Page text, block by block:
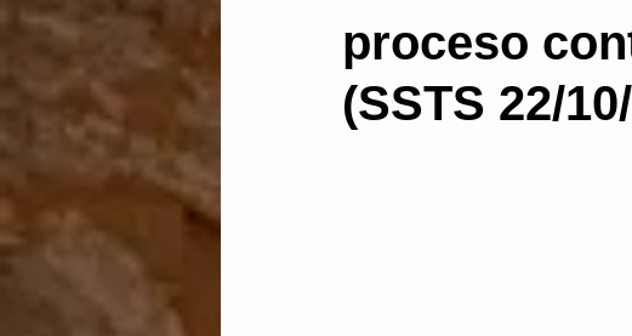
Administración electrónica
proceso
(SSTS 22/